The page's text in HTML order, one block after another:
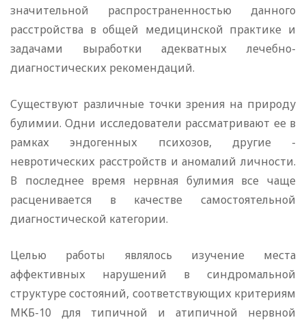
значительной распространенностью данного
расстройства в общей медицинской практике и
задачами выработки адекватных лечебно-
диагностических рекомендаций.
Существуют различные точки зрения на природу
булимии. Одни исследователи рассматривают ее в
рамках эндогенных психозов, другие -
невротических расстройств и аномалий личности.
В последнее время нервная булимия все чаще
расценивается в качестве самостоятельной
диагностической категории.
Целью работы являлось изучение места
аффективных нарушений в синдромальной
структуре состояний, соответствующих критериям
МКБ-10 для типичной и атипичной нервной